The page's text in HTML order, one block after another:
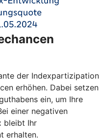
der Indexpartizipation
erhöhen. Dabei setzen
ein, um Ihre
einer negativen
bleibt Ihr
erhalten.